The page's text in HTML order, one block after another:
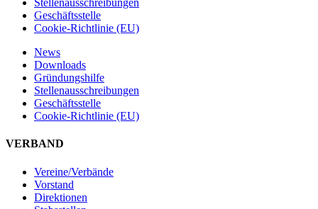
Stellen­ausschreibungen
Geschäftsstelle
Cookie-Richtlinie (EU)
News
Downloads
Gründungshilfe
Stellen­ausschreibungen
Geschäftsstelle
Cookie-Richtlinie (EU)
VERBAND
Vereine/Verbände
Vorstand
Direktionen